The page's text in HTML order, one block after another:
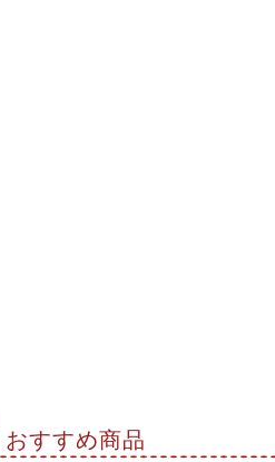
おすすめ商品